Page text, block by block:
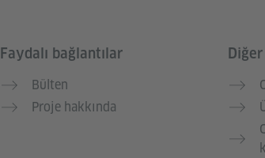
Faydalı bağlantılar
Bülten
Proje hakkında